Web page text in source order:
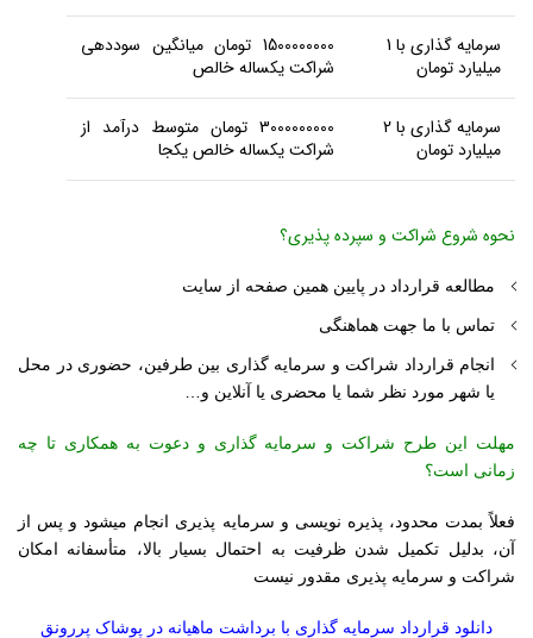
سرمایه گذاری با 1
میلیارد تومان
1500000000 تومان میانگین سوددهی
شراکت یکساله خالص
سرمایه گذاری با 2
میلیارد تومان
3000000000 تومان متوسط درآمد از
شراکت یکساله خالص یکجا
نحوه شروع شراکت و سپرده پذیری؟
مطالعه قرارداد در پایین همین صفحه از سایت
تماس با ما جهت هماهنگی
انجام قرارداد شراکت و سرمایه گذاری بین طرفین، حضوری در محل
یا شهر مورد نظر شما یا محضری یا آنلاین و…
مهلت این طرح شراکت و سرمایه گذاری و دعوت به همکاری تا چه
زمانی است؟
فعلاً بمدت محدود، پذیره نویسی و سرمایه پذیری انجام میشود و پس از
آن، بدلیل تکمیل شدن ظرفیت به احتمال بسیار بالا، متأسفانه امکان
شراکت و سرمایه پذیری مقدور نیست
دانلود قرارداد سرمایه گذاری با برداشت ماهیانه در پوشاک پررونق